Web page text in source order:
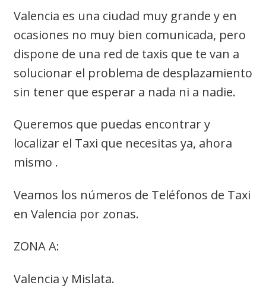
Valencia es una ciudad muy grande y en
ocasiones no muy bien comunicada, pero
dispone de una red de taxis que te van a
solucionar el problema de desplazamiento
sin tener que esperar a nada ni a nadie.
Queremos que puedas encontrar y
localizar el Taxi que necesitas ya, ahora
mismo .
Veamos los números de Teléfonos de Taxi
en Valencia por zonas.
ZONA A:
Valencia y Mislata.